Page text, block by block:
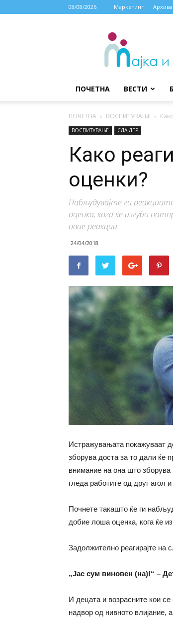
08/08/2026 Маркетинг Архива
МАЈКА
ДЕТЕ
ПОЧЕТНА ВЕСТИ
ПОЧЕТНА ВОСПИТУВАЊЕ
ВОСПИТУВАЊЕ СЛАЈДЕР
Како
оценки?
Набљудувајте ги
оценка, кога ќе изгуби
овие реакции
24/04/2018
Истражувањата покажуваат
зборува доста за то дали ќе
внимание на она што зборува
гледа работите од друг агол
Почнете такашто ќе ги
добие лоша оценка, кога ќе
Задолжително реагирајте на
„Јас сум виновен (на)!“ –
И децата и возрасните кои
надвор од нивното влијание,